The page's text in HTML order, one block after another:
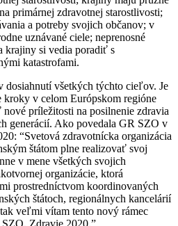
primárnej zdravotnej starostlivosti;
a potreby svojich občanov; v
uznávané ciele; neprenosné
krajiny si vedia poradiť s
katastrofami.
dosiahnutí všetkých týchto cieľov. Je
v celom Európskom regióne
príležitosti na posilnenie zdravia
generácií. Ako povedala GR SZO v
“Svetová zdravotnícka organizácia
štátom plne realizovať svoj
v mene všetkých svojich
organizácie, ktorá
prostredníctvom koordinovaných
štátoch, regionálnych kancelárií
veľmi vítam tento nový rámec
Zdravie 2020.”